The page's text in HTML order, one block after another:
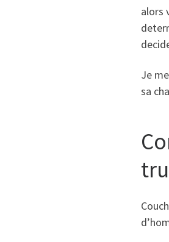
alors
Je
sa